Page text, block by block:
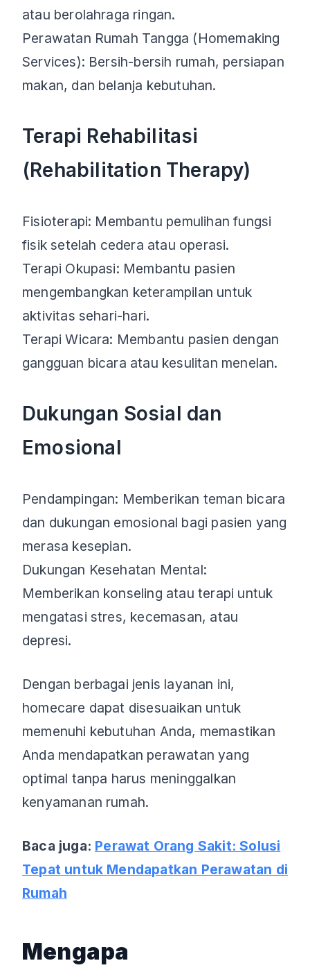
atau berolahraga ringan.
Perawatan Rumah Tangga (Homemaking
Services): Bersih-bersih rumah, persiapan
makan, dan belanja kebutuhan.
Terapi Rehabilitasi
(Rehabilitation Therapy)
Fisioterapi: Membantu pemulihan fungsi
fisik setelah cedera atau operasi.
Terapi Okupasi: Membantu pasien
mengembangkan keterampilan untuk
aktivitas sehari-hari.
Terapi Wicara: Membantu pasien dengan
gangguan bicara atau kesulitan menelan.
Dukungan Sosial dan
Emosional
Pendampingan: Memberikan teman bicara
dan dukungan emosional bagi pasien yang
merasa kesepian.
Dukungan Kesehatan Mental:
Memberikan konseling atau terapi untuk
mengatasi stres, kecemasan, atau
depresi.
Dengan berbagai jenis layanan ini,
homecare dapat disesuaikan untuk
memenuhi kebutuhan Anda, memastikan
Anda mendapatkan perawatan yang
optimal tanpa harus meninggalkan
kenyamanan rumah.
Baca juga: Perawat Orang Sakit: Solusi
Tepat untuk Mendapatkan Perawatan di
Rumah
Mengapa